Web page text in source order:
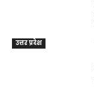
उत्तर प्रदेश